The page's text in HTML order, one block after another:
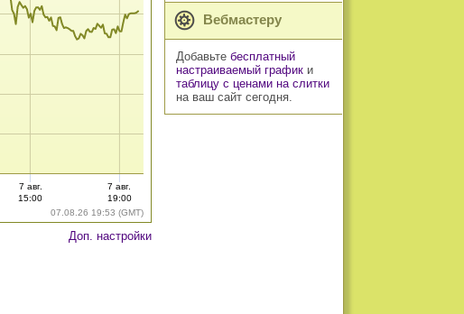
07.08.26 19:53 (GMT)
7 авг.
15:00
7 авг.
19:00
Доп. настройки
Вебмастеру
Добавьте бесплатный
настраиваемый графики
таблицу с ценами на слитки
на ваш сайт сегодня.